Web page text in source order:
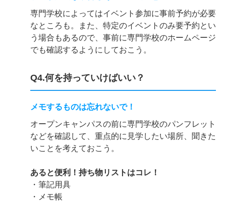
専門学校によってはイベント参加に事前予約が必要
なところも。また、特定のイベントのみ要予約とい
う場合もあるので、事前に専門学校のホームページ
でも確認するようにしておこう。
Q4.何を持っていけばいい？
メモするものは忘れないで！
オープンキャンパスの前に専門学校のパンフレット
などを確認して、重点的に見学したい場所、聞きた
いことを考えておこう。
あると便利！持ち物リストはコレ！
・筆記用具
・メモ帳